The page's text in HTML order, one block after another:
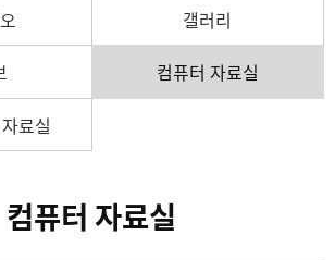
갤러리
컴퓨터 자료실
료실
컴퓨터 자료실